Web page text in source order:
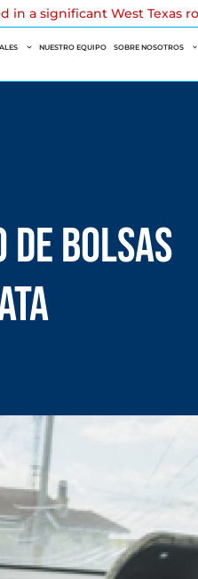
in a significant West Texas
NUESTRO EQUIPO SOBRE NOSOTROS
bolsas